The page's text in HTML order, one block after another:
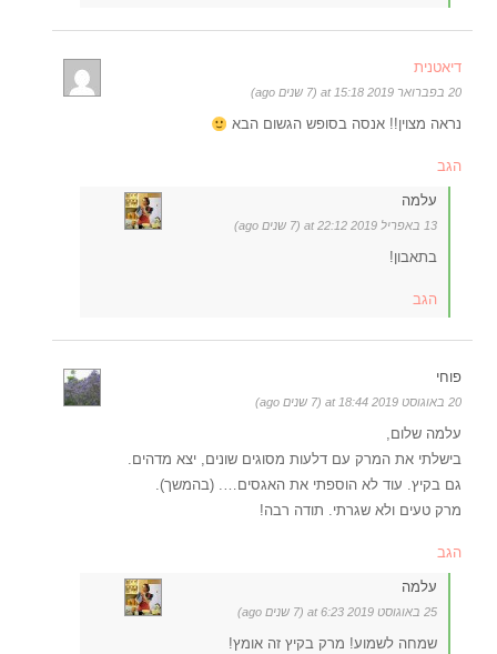
דיאטנית
20 בפברואר 2019 at 15:18 (7 שנים ago)
נראה מצוין!! אנסה בסופש הגשום הבא
הגב
עלמה
13 באפריל 2019 at 22:12 (7 שנים ago)
בתאבון!
הגב
פוחי
20 באוגוסט 2019 at 18:44 (7 שנים ago)
עלמה שלום,
בישלתי את המרק עם דלעות מסוגים שונים, יצא מדהים.
גם בקיץ. עוד לא הוספתי את האגסים…. (בהמשך).
מרק טעים ולא שגרתי. תודה רבה!
הגב
עלמה
25 באוגוסט 2019 at 6:23 (7 שנים ago)
שמחה לשמוע! מרק בקיץ זה אומץ!